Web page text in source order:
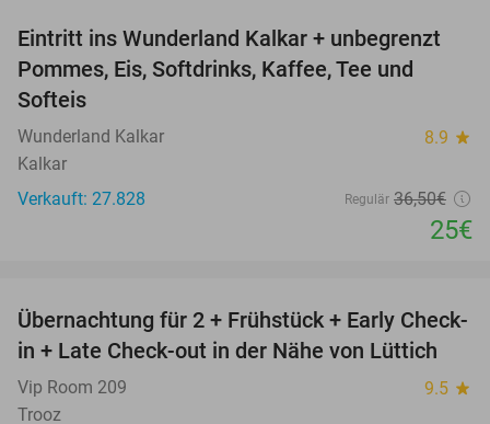
32%
Eintritt ins Wunderland Kalkar + unbegrenzt
Pommes, Eis, Softdrinks, Kaffee, Tee und
Softeis
Wunderland Kalkar 8.9 star
Kalkar
Verkauft: 27.828
Regulär 36,50€
25€
54%
Übernachtung für 2 + Frühstück + Early Check-
in + Late Check-out in der Nähe von Lüttich
Vip Room 209 9.5 star
Trooz